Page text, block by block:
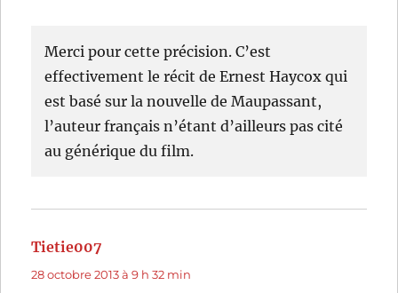
Merci pour cette précision. C’est
effectivement le récit de Ernest Haycox qui
est basé sur la nouvelle de Maupassant,
l’auteur français n’étant d’ailleurs pas cité
au générique du film.
Tietie007
28 octobre 2013 à 9 h 32 min